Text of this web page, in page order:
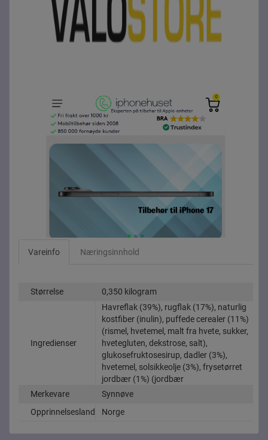
Vareinfo Næringsinnhold
Størrelse 0,350 kilogram
Ingredienser
Havreflak (39%), rugflak (17%), naturlig
kostfiber (inulin), puffede cerealer (11%)
(rismel, hvetemel, malt fra hvete, sukker,
hvetegluten, dekstrose, salt),
glukosefruktosesirup, dadler (3%),
hvetemel, solsikkeolje (3%), frysetørret
jordbær (1%) (jordbær
Merkevare
Synnøve
Opprinnelsesland
Norge